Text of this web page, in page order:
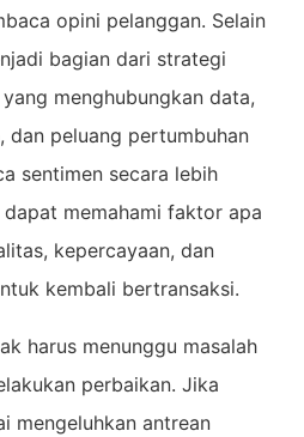
opini pelanggan. Selain
bagian dari strategi
menghubungkan data,
dan peluang pertumbuhan
sentimen secara lebih
memahami faktor apa
kepercayaan, dan
kembali bertransaksi.
harus menunggu masalah
perbaikan. Jika
mengeluhkan antrean